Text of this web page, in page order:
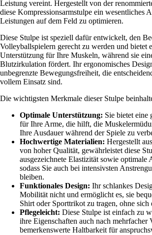
Leistung vereint. Hergestellt von der
diese Kompressionsarmstulpe ein wesentliches
Leistungen auf dem Feld zu optimieren.
Diese Stulpe ist speziell dafür entwickelt, den
Volleyballspielern gerecht zu werden und bietet
Unterstützung für Ihre Muskeln, während sie
Blutzirkulation fördert. Ihr ergonomisches
unbegrenzte Bewegungsfreiheit, die
vollem Einsatz sind.
Die wichtigsten Merkmale dieser Stulpe
Optimale Unterstützung: Sie bietet eine
für Ihre Arme, die hilft, die
Ihre Ausdauer während der Spiele zu
Hochwertige Materialien: Hergestellt
von hoher Qualität, gewährleistet diese
ausgezeichnete Elastizität sowie optimale
sodass Sie auch bei intensivsten
bleiben.
Funktionales Design: Ihr schlankes
Mobilität nicht und ermöglicht es, sie
Shirt oder Sporttrikot zu tragen, ohne sich
Pflegeleicht: Diese Stulpe ist einfach zu
ihre Eigenschaften auch nach mehrfacher
bemerkenswerte Haltbarkeit für